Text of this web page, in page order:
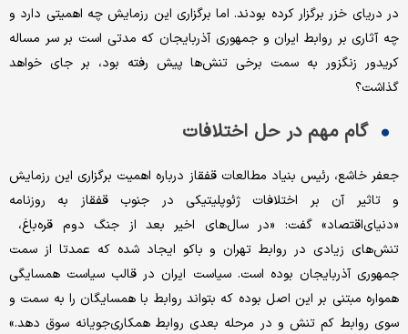
در دریای خزر برگزار کرده بودند. اما برگزاری این رزمایش چه اهمیتی دارد و
چه آثاری بر روابط ایران و جمهوری آذربایجان که مدتی است بر سر مساله
کریدور زنگزور به سمت برخی تنش‌‌ها پیش رفته بود، بر جای خواهد
گذاشت؟
گام مهم در حل اختلافات
جعفر خاشع، رئیس بنیاد مطالعات قفقاز درباره اهمیت برگزاری این رزمایش
و تاثیر آن بر اختلافات ژئوپلیتیکی در جنوب قفقاز به روزنامه
«دنیای‌اقتصاد» گفت: «در سال‌های اخیر بعد از جنگ دوم قره‌‌باغ، ‌‌
تنش‌‌های زیادی در روابط تهران و باکو ایجاد شده که عمدتا از سمت
جمهوری آذربایجان بوده است. سیاست ایران در قالب سیاست همسایگی
همواره مبتنی بر این اصل بوده که بتواند روابط با همسایگان را به سمت و
سوی روابط کم تنش و در مرحله بعدی روابط همکاری‌‌جویانه سوق دهد.»